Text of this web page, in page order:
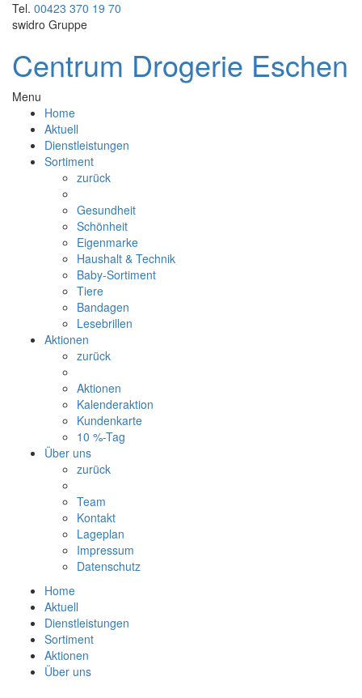
Tel. 00423 370 19 70
swidro Gruppe
Centrum Drogerie Eschen
Menu
Home
Aktuell
Dienstleistungen
Sortiment
zurück
Gesundheit
Schönheit
Eigenmarke
Haushalt & Technik
Baby-Sortiment
Tiere
Bandagen
Lesebrillen
Aktionen
zurück
Aktionen
Kalenderaktion
Kundenkarte
10 %-Tag
Über uns
zurück
Team
Kontakt
Lageplan
Impressum
Datenschutz
Home
Aktuell
Dienstleistungen
Sortiment
Aktionen
Über uns